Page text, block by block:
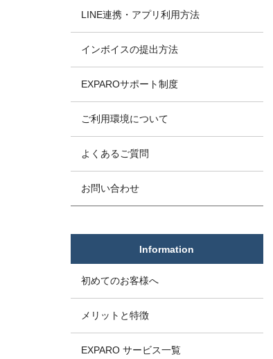
LINE連携・アプリ利用方法
インボイスの提出方法
EXPAROサポート制度
ご利用環境について
よくあるご質問
お問い合わせ
Information
初めてのお客様へ
メリットと特徴
EXPARO サービス一覧